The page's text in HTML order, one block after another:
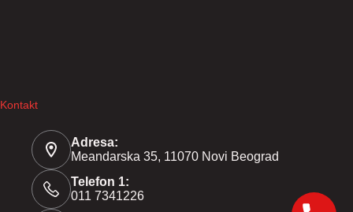
Kontakt
Adresa:
Meandarska 35, 11070 Novi Beograd
Telefon 1:
011 7341226